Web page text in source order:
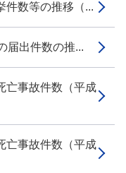
数等の推移（...
届出件数の推...
亡事故件数（平成
亡事故件数（平成